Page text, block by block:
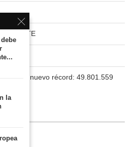
un nuevo récord: 49.801.559
la